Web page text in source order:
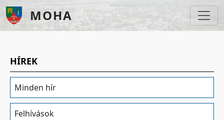
Ugrás a tartalomra
MOHA
HÍREK
Minden hír
Felhívások